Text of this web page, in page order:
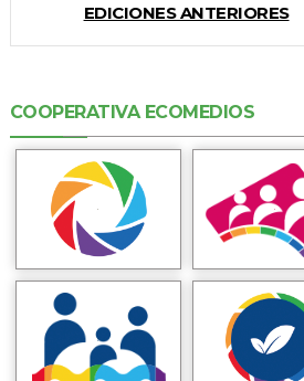
EDICIONES ANTERIORES
COOPERATIVA ECOMEDIOS